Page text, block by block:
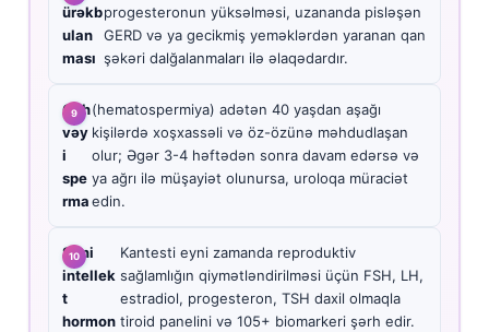
ürəkb
ulan
ması
progesteronun yüksəlməsi, uzananda pisləşən
GERD və ya gecikmiş yeməklərdən yaranan qan
şəkəri dalğalanmaları ilə əlaqədardır.
Qəh
vəy
i
spe
rma
(hematospermiya) adətən 40 yaşdan aşağı
kişilərdə xoşxassəli və öz-özünə məhdudlaşan
olur; Əgər 3-4 həftədən sonra davam edərsə və
ya ağrı ilə müşayiət olunursa, uroloqa müraciət
edin.
Süni
intellek
t
hormon
Kantesti eyni zamanda reproduktiv
sağlamlığın qiymətləndirilməsi üçün FSH, LH,
estradiol, progesteron, TSH daxil olmaqla
tiroid panelini və 105+ biomarkeri şərh edir.